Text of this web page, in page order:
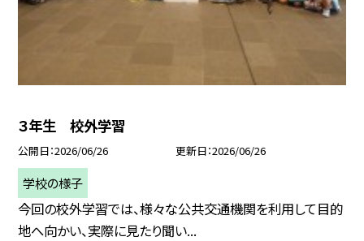
３年生 校外学習
公開日 2026/06/26 更新日 2026/06/26
学校の様子
今回の校外学習では、様々な公共交通機関を利用して目的
地へ向かい、実際に見たり聞い...